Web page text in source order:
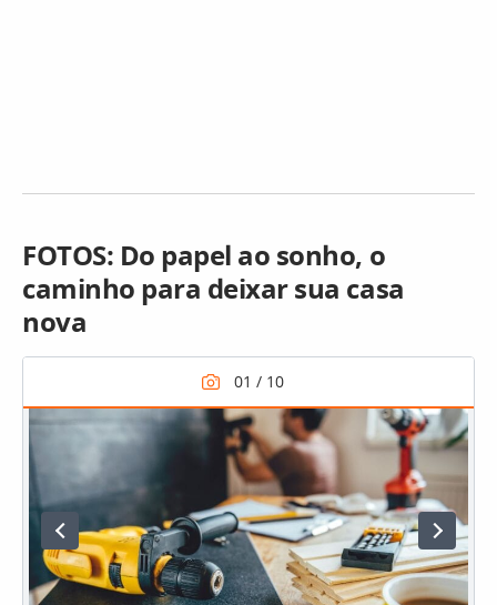
FOTOS: Do papel ao sonho, o
caminho para deixar sua casa
nova